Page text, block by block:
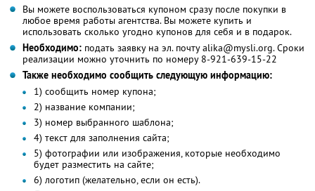
Вы можете воспользоваться купоном сразу после покупки в
любое время работы агентства. Вы можете купить и
использовать сколько угодно купонов для себя и в подарок.
Необходимо: подать заявку на эл. почту alika@mysli.org. Сроки
реализации можно уточнить по номеру 8-921-639-15-22
Также необходимо сообщить следующую информацию:
1) сообщить номер купона;
2) название компании;
3) номер выбранного шаблона;
4) текст для заполнения сайта;
5) фотографии или изображения, которые необходимо
будет разместить на сайте;
6) логотип (желательно, если он есть).